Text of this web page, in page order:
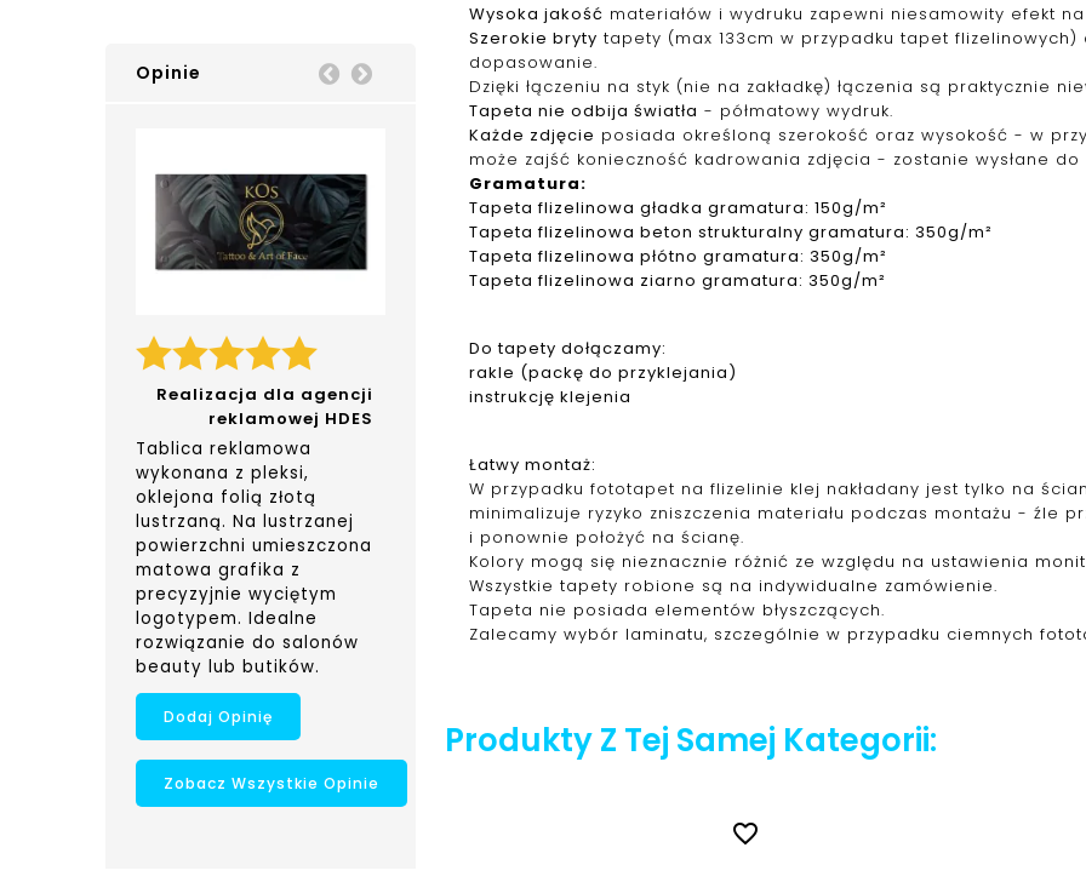
Opinie
Realizacja dla agencji
reklamowej HDES
Tablica reklamowa
wykonana z pleksi,
oklejona folią złotą
lustrzaną. Na lustrzanej
powierzchni umieszczona
matowa grafika z
precyzyjnie wyciętym
logotypem. Idealne
rozwiązanie do salonów
beauty lub butików.
Prev
Dodaj Opinię
Zobacz Wszystkie Opinie
Wysoka jakość materiałów i wydruku zapewni niesamowity efekt
Szerokie bryty tapety (max 133cm w przypadku tapet flizelinowych)
dopasowanie.
Dzięki łączeniu na styk (nie na zakładkę) łączenia są praktycznie
Tapeta nie odbija światła - półmatowy wydruk.
Każde zdjęcie posiada określoną szerokość oraz wysokość - w
może zajść konieczność kadrowania zdjęcia - zostanie wysłane
Gramatura:
Tapetaflizelinowa gładka gramatura: 150g/m²
Tapetaflizelinowa beton strukturalny gramatura: 350g/m²
Tapetaflizelinowa płótno gramatura: 350g/m²
Tapetaflizelinowa ziarno gramatura: 350g/m²
Do tapety dołączamy:
rakle (packę do przyklejania)
instrukcję klejenia
Łatwy montaż:
W przypadku fototapet na flizelinie klej nakładany jest tylko na
minimalizuje ryzyko zniszczenia materiału podczas montażu - źle
i ponownie położyć na ścianę.
Kolory mogą się nieznacznie różnić ze względu na ustawienia
Wszystkie tapety robione są na indywidualne zamówienie.
Tapeta nie posiada elementów błyszczących.
Zalecamy wybór laminatu, szczególnie w przypadku ciemnych
Produkty Z Tej Samej Kategorii:
favorite_border